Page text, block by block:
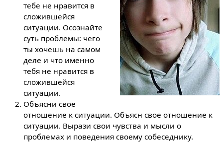
тебе не нравится в
сложившейся
ситуации. Осознайте
суть проблемы: чего
ты хочешь на самом
деле и что именно
тебя не нравится в
сложившейся
ситуации.
Объясни свое
отношение к ситуации. Объясн свое отношение к
ситуации. Вырази свои чувства и мысли о
проблемах и поведения своему собеседнику.